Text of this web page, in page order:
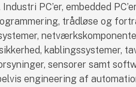
PC’er, embedded
trådløse og
kablingssystemer,
sensorer samt
engineering af